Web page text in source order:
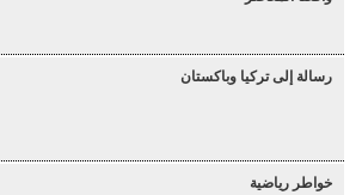
رسالة إلى تركيا وباكستان
خواطر رياضية